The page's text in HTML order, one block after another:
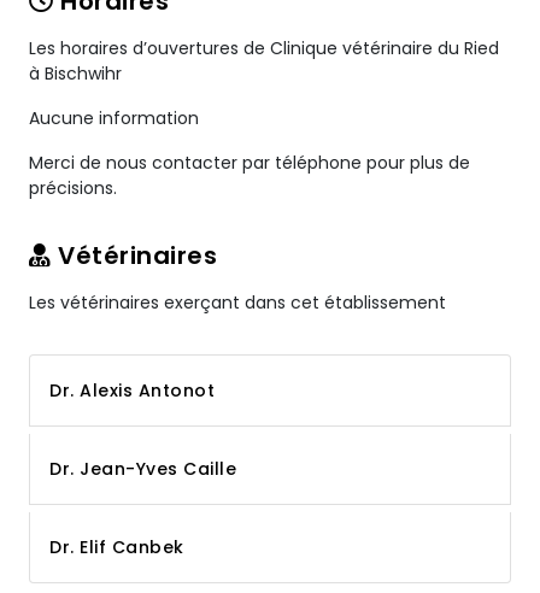
Les horaires d’ouvertures de Clinique vétérinaire du Ried
à Bischwihr
Aucune information
Merci de nous contacter par téléphone pour plus de
précisions.
Vétérinaires
Les vétérinaires exerçant dans cet établissement
Dr. Alexis Antonot
Dr. Jean-Yves Caille
Dr. Elif Canbek